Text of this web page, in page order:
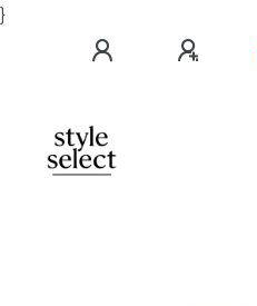
}